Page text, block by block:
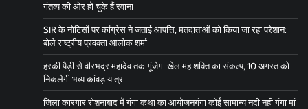
गंतव्य की ओर हो चुके हैं रवाना
SIR के नोटिसों पर कांग्रेस ने जताई आपत्ति, मतदाताओं को किया जा रहा परेशान:
बोले राष्ट्रीय प्रवक्ता आलोक शर्मा
हरकी पैड़ी से वीरभद्र महादेव तक गूंजेगा खेल महाशक्ति का संकल्प, 10 अगस्त को
निकलेगी भव्य कांवड़ यात्रा
जिला कारगार रोशनाबाद में गंगा कथा का आयोजनगंगा कोई सामान्य नदी नही गंगा मां